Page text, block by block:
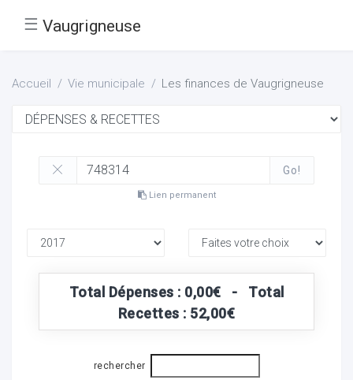
☰ Vaugrigneuse
Accueil Vie municipale Les finances de Vaugrigneuse
Go!
Lien permanent
Total Dépenses : 0,00€ - Total
Recettes : 52,00€
rechercher